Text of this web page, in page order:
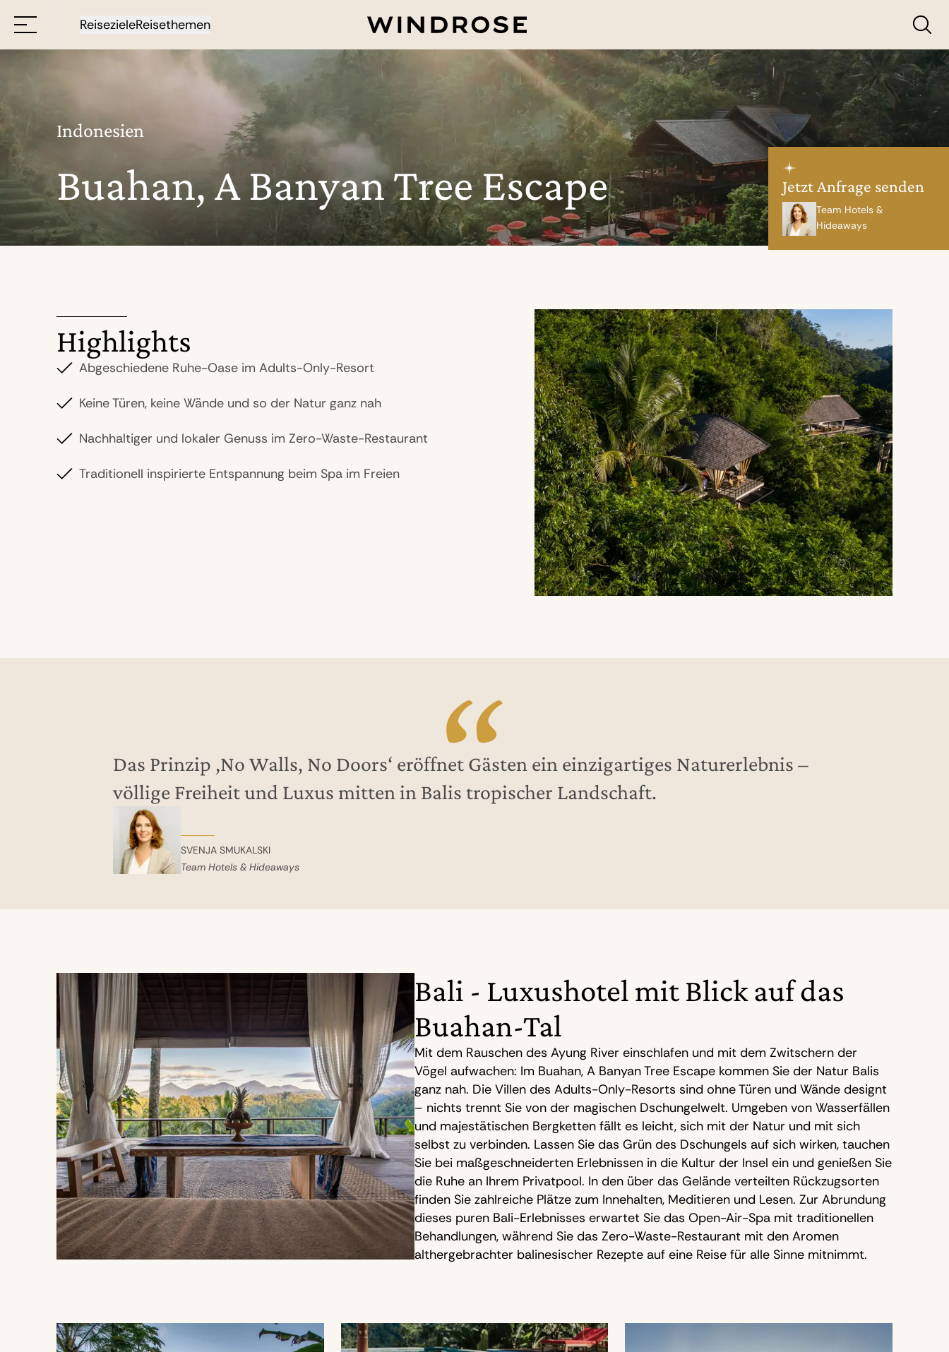
ReisezieleReisethemen
Jetzt Anfrage senden
Team Hotels &
Hideaways
Indonesien
Buahan, A Banyan Tree Escape
Highlights
Abgeschiedene Ruhe-Oase im Adults-Only-Resort
Keine Türen, keine Wände und so der Natur ganz nah
Nachhaltiger und lokaler Genuss im Zero-Waste-Restaurant
Traditionell inspirierte Entspannung beim Spa im Freien
Das Prinzip ‚No Walls, No Doors‘ eröffnet Gästen ein einzigartiges Naturerlebnis –
völlige Freiheit und Luxus mitten in Balis tropischer Landschaft.
SVENJA SMUKALSKI
Team Hotels & Hideaways
Bali - Luxushotel mit Blick auf das
Buahan-Tal
Mit dem Rauschen des Ayung River einschlafen und mit dem Zwitschern der
Vögel aufwachen: Im Buahan, A Banyan Tree Escape kommen Sie der Natur Balis
ganz nah. Die Villen des Adults-Only-Resorts sind ohne Türen und Wände designt
– nichts trennt Sie von der magischen Dschungelwelt. Umgeben von Wasserfällen
und majestätischen Bergketten fällt es leicht, sich mit der Natur und mit sich
selbst zu verbinden. Lassen Sie das Grün des Dschungels auf sich wirken, tauchen
Sie bei maßgeschneiderten Erlebnissen in die Kultur der Insel ein und genießen Sie
die Ruhe an Ihrem Privatpool. In den über das Gelände verteilten Rückzugsorten
finden Sie zahlreiche Plätze zum Innehalten, Meditieren und Lesen. Zur Abrundung
dieses puren Bali-Erlebnisses erwartet Sie das Open-Air-Spa mit traditionellen
Behandlungen, während Sie das Zero-Waste-Restaurant mit den Aromen
althergebrachter balinesischer Rezepte auf eine Reise für alle Sinne mitnimmt.